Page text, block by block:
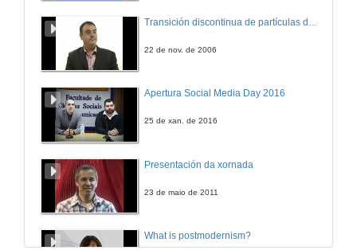
22 de nov. de 2006
Apertura Social Media Day 2016
25 de xan. de 2016
Presentación da xornada
23 de maio de 2011
What is postmodernism?